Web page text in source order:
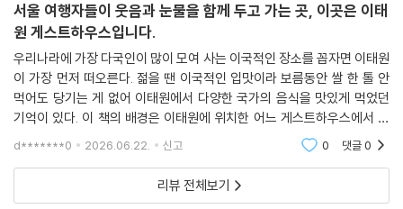
서울 여행자들이 웃음과 눈물을 함께 두고 가는 곳, 이곳은 이태
원 게스트하우스입니다.
우리나라에 가장 다국인이 많이 모여 사는 이국적인 장소를 꼽자면 이태원
이 가장 먼저 떠오른다. 젊을 땐 이국적인 입맛이라 보름동안 쌀 한 톨 안
먹어도 당기는 게 없어 이태원에서 다양한 국가의 음식을 맛있게 먹었던
기억이 있다. 이 책의 배경은 이태원에 위치한 어느 게스트하우스에서 시
작 된다. 한국의 이방인이 많은 지역에서 대만인이 운영하는 게스트하우스
d*******0 2026.06.22. 신고 0 댓글0
리뷰 전체보기